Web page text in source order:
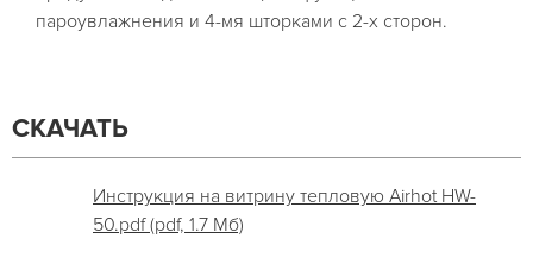
пароувлажнения и 4-мя шторками с 2-х сторон.
СКАЧАТЬ
Инструкция на витрину тепловую Airhot HW-
50.pdf (pdf, 1.7 Мб)